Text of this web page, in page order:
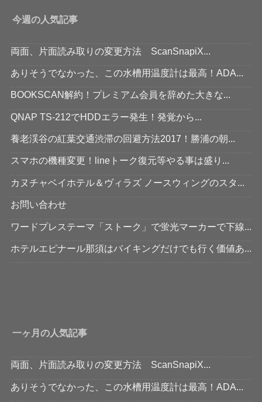
今週の人気記事
両面、片面読み取りの変更方法 ScanSnapiX...
ありそうでなかった、この水槽用温度計は最高！ADA...
BOOKSCAN解約！プレミアム会員を辞めた大きな...
QNAP TS-212でHDDエラー発生！発覚から...
養老渓谷の紅葉交通渋滞の回避方法2017！勝浦の朝...
スマホの機種変更！lineトーク復元等やる事は盛り...
カヌチャベイホテル＆ヴィラズ ノースウィングのスタ...
お問い合わせ
ワードプレステーマ「ストーク」で蛍光マーカーで下線...
ホテルエピナール那須はバイキングだけでも行く価値あ...
一ヶ月の人気記事
両面、片面読み取りの変更方法 ScanSnapiX...
ありそうでなかった、この水槽用温度計は最高！ADA...